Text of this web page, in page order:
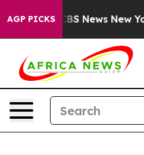
AGP PICKS
was CBS News New York...